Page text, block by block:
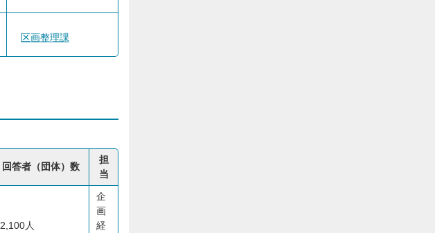
区画整理課
回答者（団体）数
担
当
2,100人
企
画
経